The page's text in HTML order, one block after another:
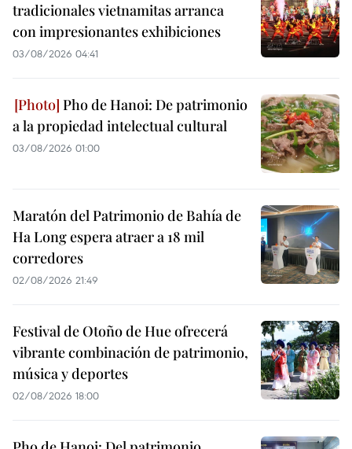
tradicionales vietnamitas arranca
con impresionantes exhibiciones
03/08/2026 04:41
Pho de Hanoi: De patrimonio
a la propiedad intelectual cultural
03/08/2026 01:00
Maratón del Patrimonio de Bahía de
Ha Long espera atraer a 18 mil
corredores
02/08/2026 21:49
Festival de Otoño de Hue ofrecerá
vibrante combinación de patrimonio,
música y deportes
02/08/2026 18:00